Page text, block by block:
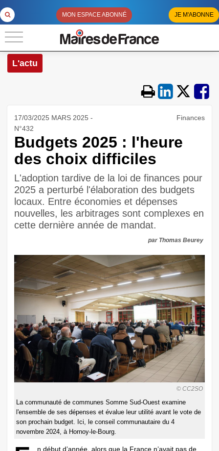
MON ESPACE ABONNÉ JE M'ABONNE
L'actu
17/03/2025 MARS 2025 -
N°432
Finances
Budgets 2025 : l'heure
des choix difficiles
L'adoption tardive de la loi de finances pour
2025 a perturbé l'élaboration des budgets
locaux. Entre économies et dépenses
nouvelles, les arbitrages sont complexes en
cette dernière année de mandat.
par Thomas Beurey
© CC2SO
La communauté de communes Somme Sud-Ouest examine
l'ensemble de ses dépenses et évalue leur utilité avant le vote de
son prochain budget. Ici, le conseil communautaire du 4
novembre 2024, à Hornoy-le-Bourg.
n début d’année, alors que la France n’avait pas de